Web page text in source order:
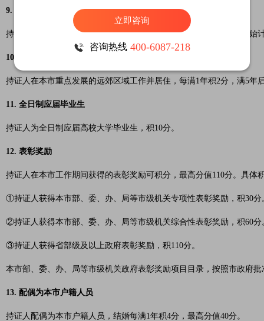
9. 特定的公共服务领域
持证人在本市特定的公共服务领域就业，每满1年积4分，满5年后开始
10. 远郊重点区域
持证人在本市重点发展的远郊区域工作并居住，每满1年积2分，满5年
11. 全日制应届毕业生
持证人为全日制应届高校大学毕业生，积10分。
12. 表彰奖励
持证人在本市工作期间获得的表彰奖励可积分，最高分值110分。具体
①持证人获得本市部、委、办、局等市级机关专项性表彰奖励，积30分
②持证人获得本市部、委、办、局等市级机关综合性表彰奖励，积60分
③持证人获得省部级及以上政府表彰奖励，积110分。
本市部、委、办、局等市级机关政府表彰奖励项目目录，按照市政府
13. 配偶为本市户籍人员
持证人配偶为本市户籍人员，结婚每满1年积4分，最高分值40分。
立即咨询
咨询热线 400-6087-218